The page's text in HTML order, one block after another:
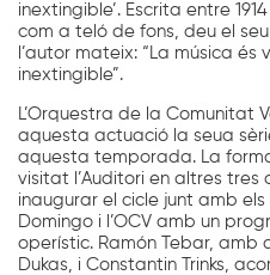
inextingible’. Escrita entre
com a teló de fons, deu el
l’autor mateix: “La música és
inextingible”.
L’Orquestra de la Comunitat
aquesta actuació la seua
aquesta temporada. La
visitat l’Auditori en altres tres
inaugurar el cicle junt amb
Domingo i l’OCV amb un
operístic. Ramón Tebar, amb
Dukas, i Constantin Trinks,